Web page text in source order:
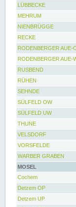
LÜBBECKE
MEHRUM
NIENBRÜGGE
RECKE
RODENBERGER AUE-
RODENBERGER AUE-
RUSBEND
RÜHEN
SEHNDE
SÜLFELD OW
SÜLFELD UW
THUNE
VELSDORF
VORSFELDE
WARBER GRABEN
MOSEL
Cochem
Detzem OP
Detzem UP